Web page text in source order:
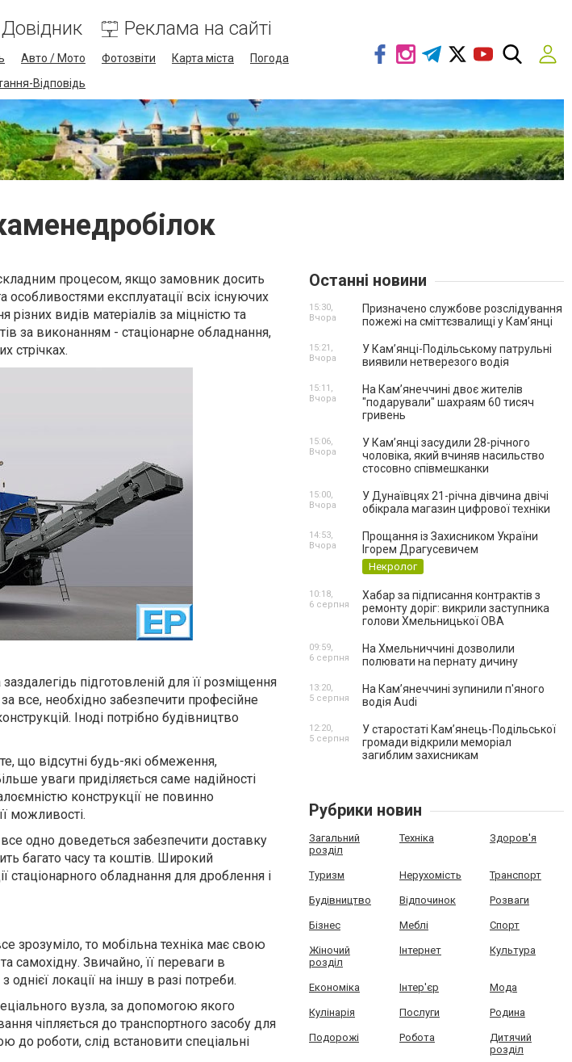
Довідник Реклама на сайті
Авто / Мото Фотозвіти Карта міста
Погода
Відповідь
процесом, якщо замовник досить
експлуатації всіх існуючих
видів матеріалів за міцністю та
за виконанням - стаціонарне обладнання,
стрічках.
підготовленій для її розміщення
все, необхідно забезпечити професійне
Іноді потрібно будівництво
що відсутні будь-які обмеження,
уваги приділяється саме надійності
оємністю конструкції не повинно
можливості.
одно доведеться забезпечити доставку
багато часу та коштів. Широкий
стаціонарного обладнання для дроблення і
зрозуміло, то мобільна техніка має свою
та самохідну. Звичайно, її переваги в
з однієї локації на іншу в разі потреби.
вузла, за допомогою якого
чіпляється до транспортного засобу для
до роботи, слід встановити спеціальні
Останні новини
Призначено службове розслідування
пожежі на сміттєзвалищі у Кам’янці
15:30,
Вчора
У Кам’янці-Подільському патрульні
виявили нетверезого водія
15:21,
Вчора
На Камʼянеччині двоє жителів
"подарували" шахраям 60 тисяч
гривень
15:11,
Вчора
У Камʼянці засудили 28-річного
чоловіка, який вчиняв насильство
стосовно співмешканки
15:06,
Вчора
У Дунаївцях 21-річна дівчина двічі
обікрала магазин цифрової техніки
15:00,
Вчора
Прощання із Захисником України
Ігорем Драгусевичем
Некролог
14:53,
Вчора
Хабар за підписання контрактів з
ремонту доріг: викрили заступника
голови Хмельницької ОВА
10:18,
6 серпня
На Хмельниччині дозволили
полювати на пернату дичину
09:59,
6 серпня
На Камʼянеччині зупинили п'яного
водія Audi
13:20,
5 серпня
У старостаті Кам’янець-Подільської
громади відкрили меморіал
загиблим захисникам
12:20,
5 серпня
Рубрики новин
Загальний
розділ
Техніка Здоров'я
Туризм Нерухомість Транспорт
Будівництво Відпочинок Розваги
Бізнес Меблі Спорт
Жіночий
розділ
Інтернет Культура
Економіка Інтер'єр Мода
Кулінарія Послуги Родина
Подорожі Робота
Дитячий
розділ